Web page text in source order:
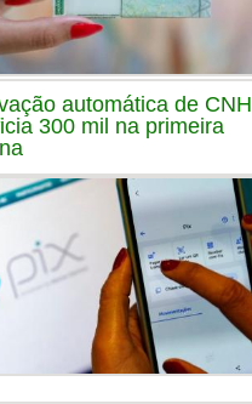
automática de CNH
300 mil na primeira